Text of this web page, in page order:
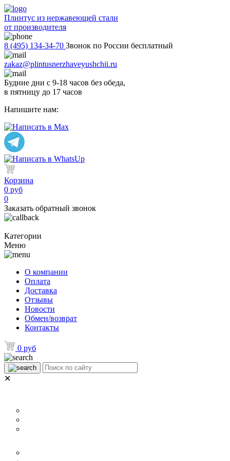
Плинтус из нержавеющей стали
от производителя
8 (495) 134-34-70 Звонок по России бесплатный
zakaz@plintusnerzhaveyushchii.ru
Будние дни с 9-18 часов без обеда,
в пятницу до 17 часов
Напишите нам:
Корзина
0 руб
0
Заказать обратный звонок
Категории
Меню
О компании
Оплата
Доставка
Отзывы
Новости
Обмен/возврат
Контакты
0 руб
✕